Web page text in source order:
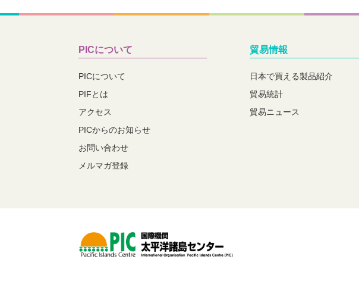
PICについて
PICについて
PIFとは
アクセス
PICからのお知らせ
お問い合わせ
メルマガ登録
貿易情報
日本で買える製品紹介
貿易統計
貿易ニュース